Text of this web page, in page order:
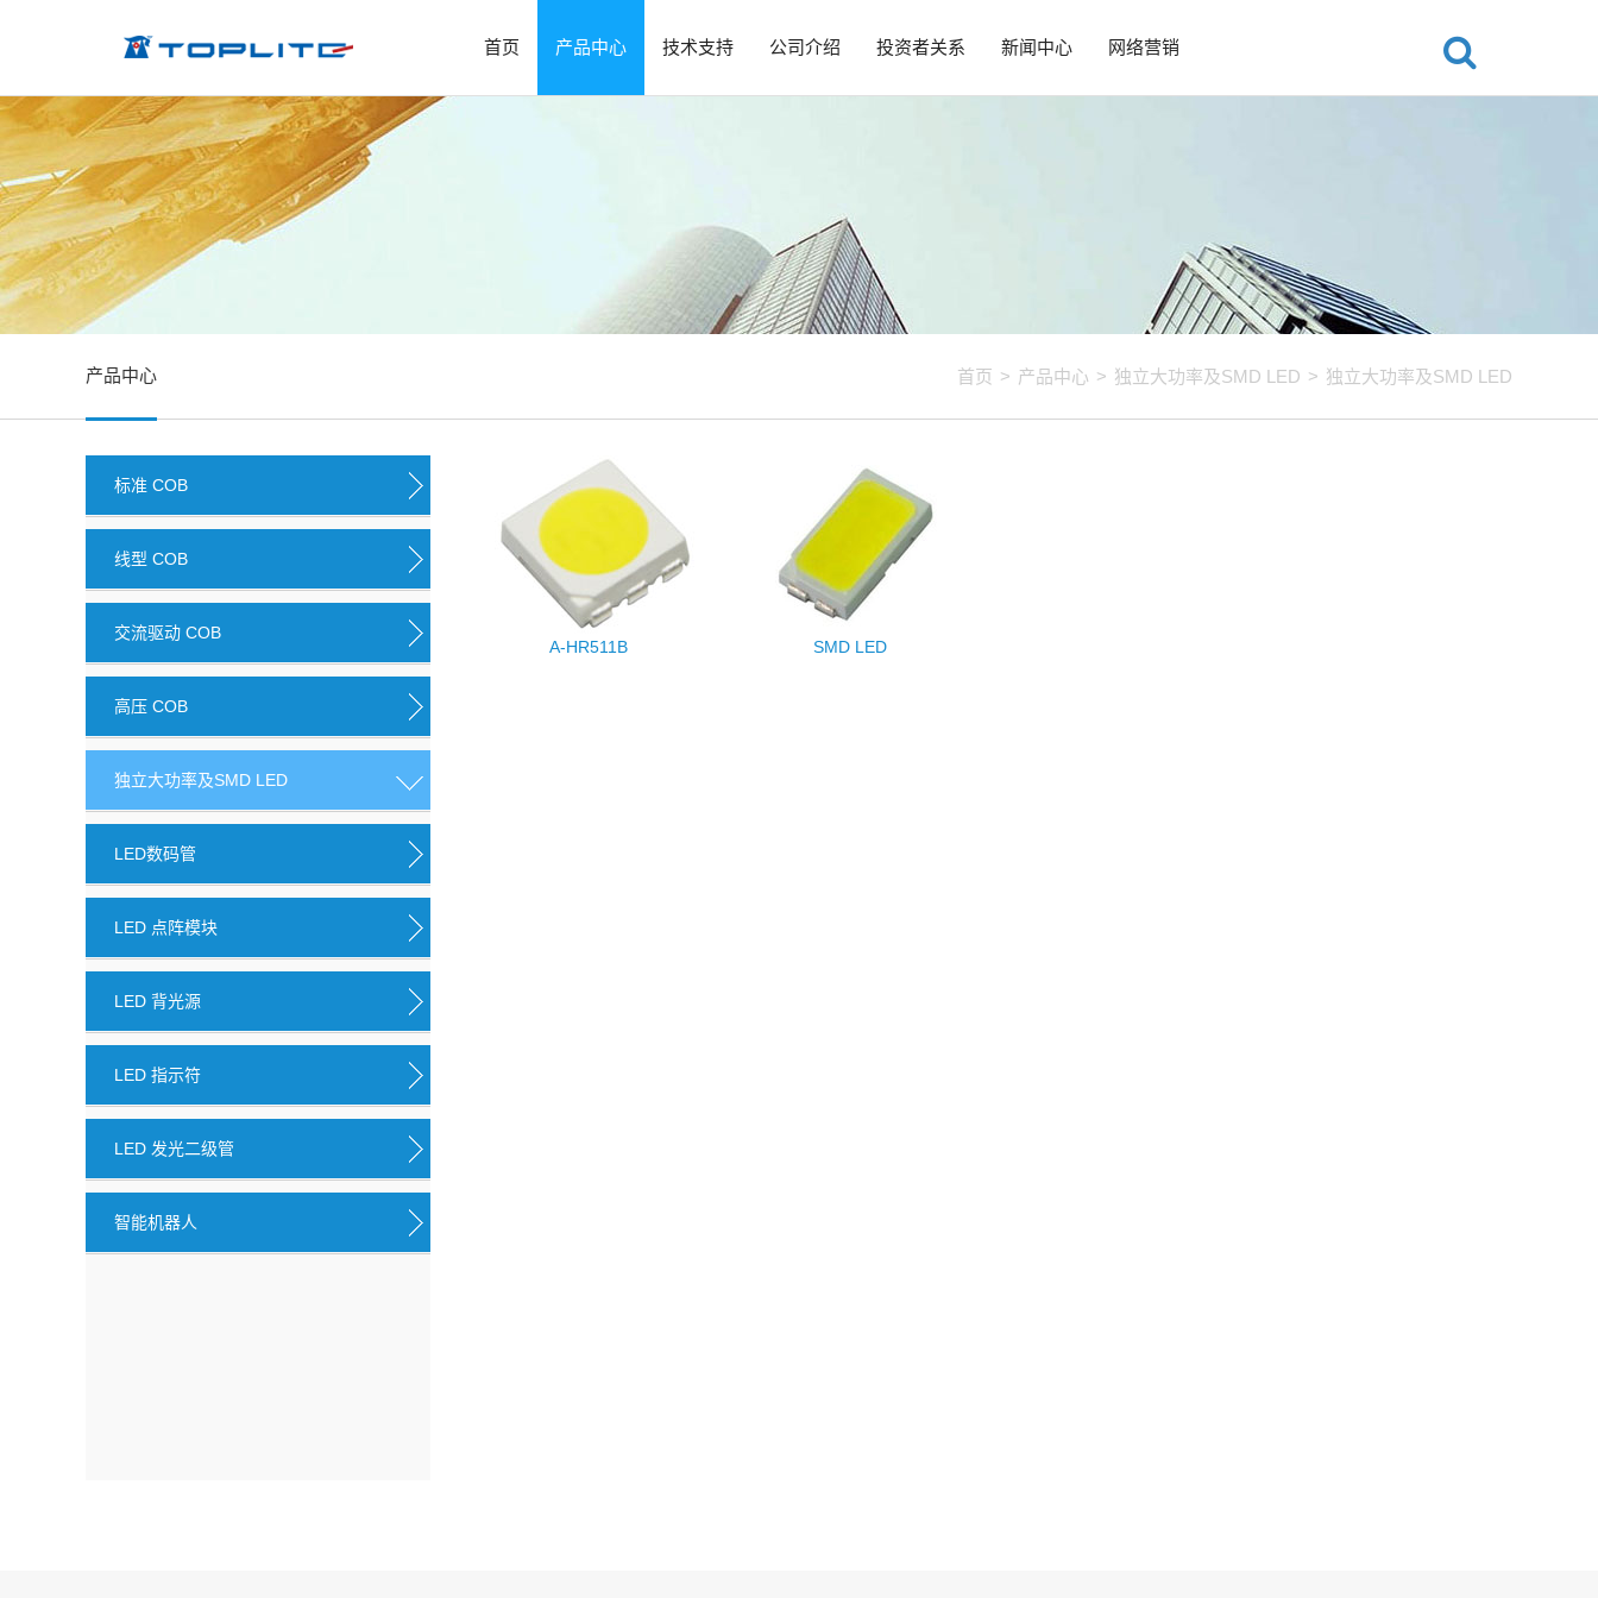
首页 产品中心 技术支持 公司介绍 投资者关系 新闻中心 网络营销
产品中心 首页 > 产品中心 > 独立大功率及SMD LED > 独立大功率及SMD LED
标准 COB
线型 COB
交流驱动 COB
高压 COB
独立大功率及SMD LED
LED数码管
LED 点阵模块
LED 背光源
LED 指示符
LED 发光二级管
智能机器人
A-HR511B SMD LED